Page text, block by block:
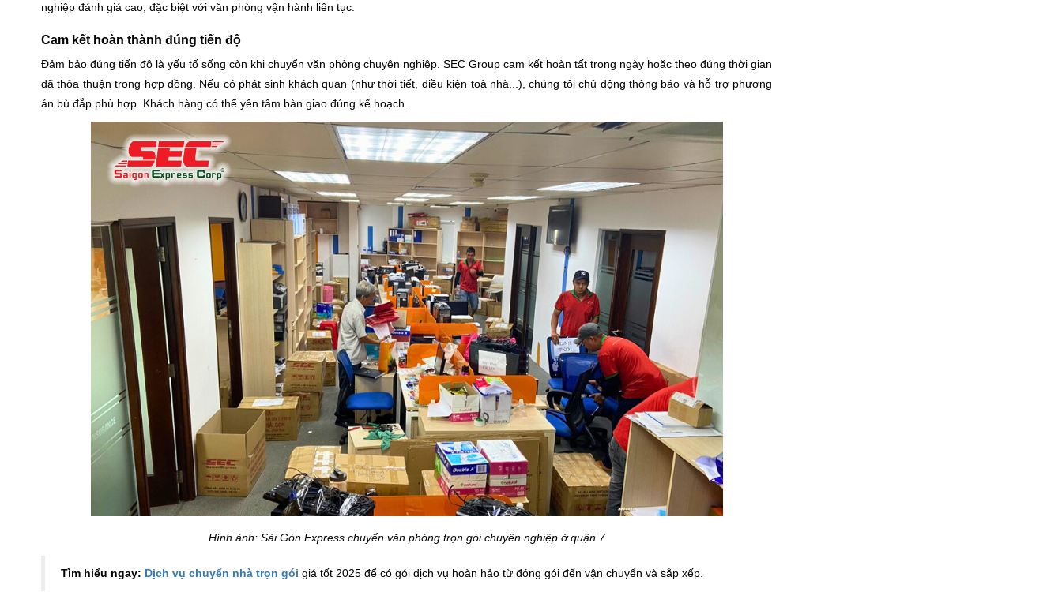
nghiệp đánh giá cao, đặc biệt với văn phòng vận hành liên tục.
Cam kết hoàn thành đúng tiến độ
Đảm bảo đúng tiến độ là yếu tố sống còn khi chuyển văn phòng chuyên nghiệp. SEC Group cam kết hoàn tất trong ngày hoặc theo đúng thời gian
đã thỏa thuận trong hợp đồng. Nếu có phát sinh khách quan (như thời tiết, điều kiện toà nhà...), chúng tôi chủ động thông báo và hỗ trợ phương
án bù đắp phù hợp. Khách hàng có thể yên tâm bàn giao đúng kế hoạch.
Hình ảnh: Sài Gòn Express chuyển văn phòng trọn gói chuyên nghiệp ở quận 7
Tìm hiểu ngay: Dịch vụ chuyển nhà trọn gói giá tốt 2025 để có gói dịch vụ hoàn hảo từ đóng gói đến vận chuyển và sắp xếp.